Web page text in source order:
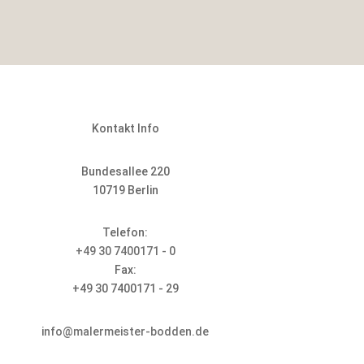
Kontakt Info
Bundesallee 220
10719 Berlin
Telefon:
+49 30 7400171 - 0
Fax:
+49 30 7400171 - 29
info@malermeister-bodden.de